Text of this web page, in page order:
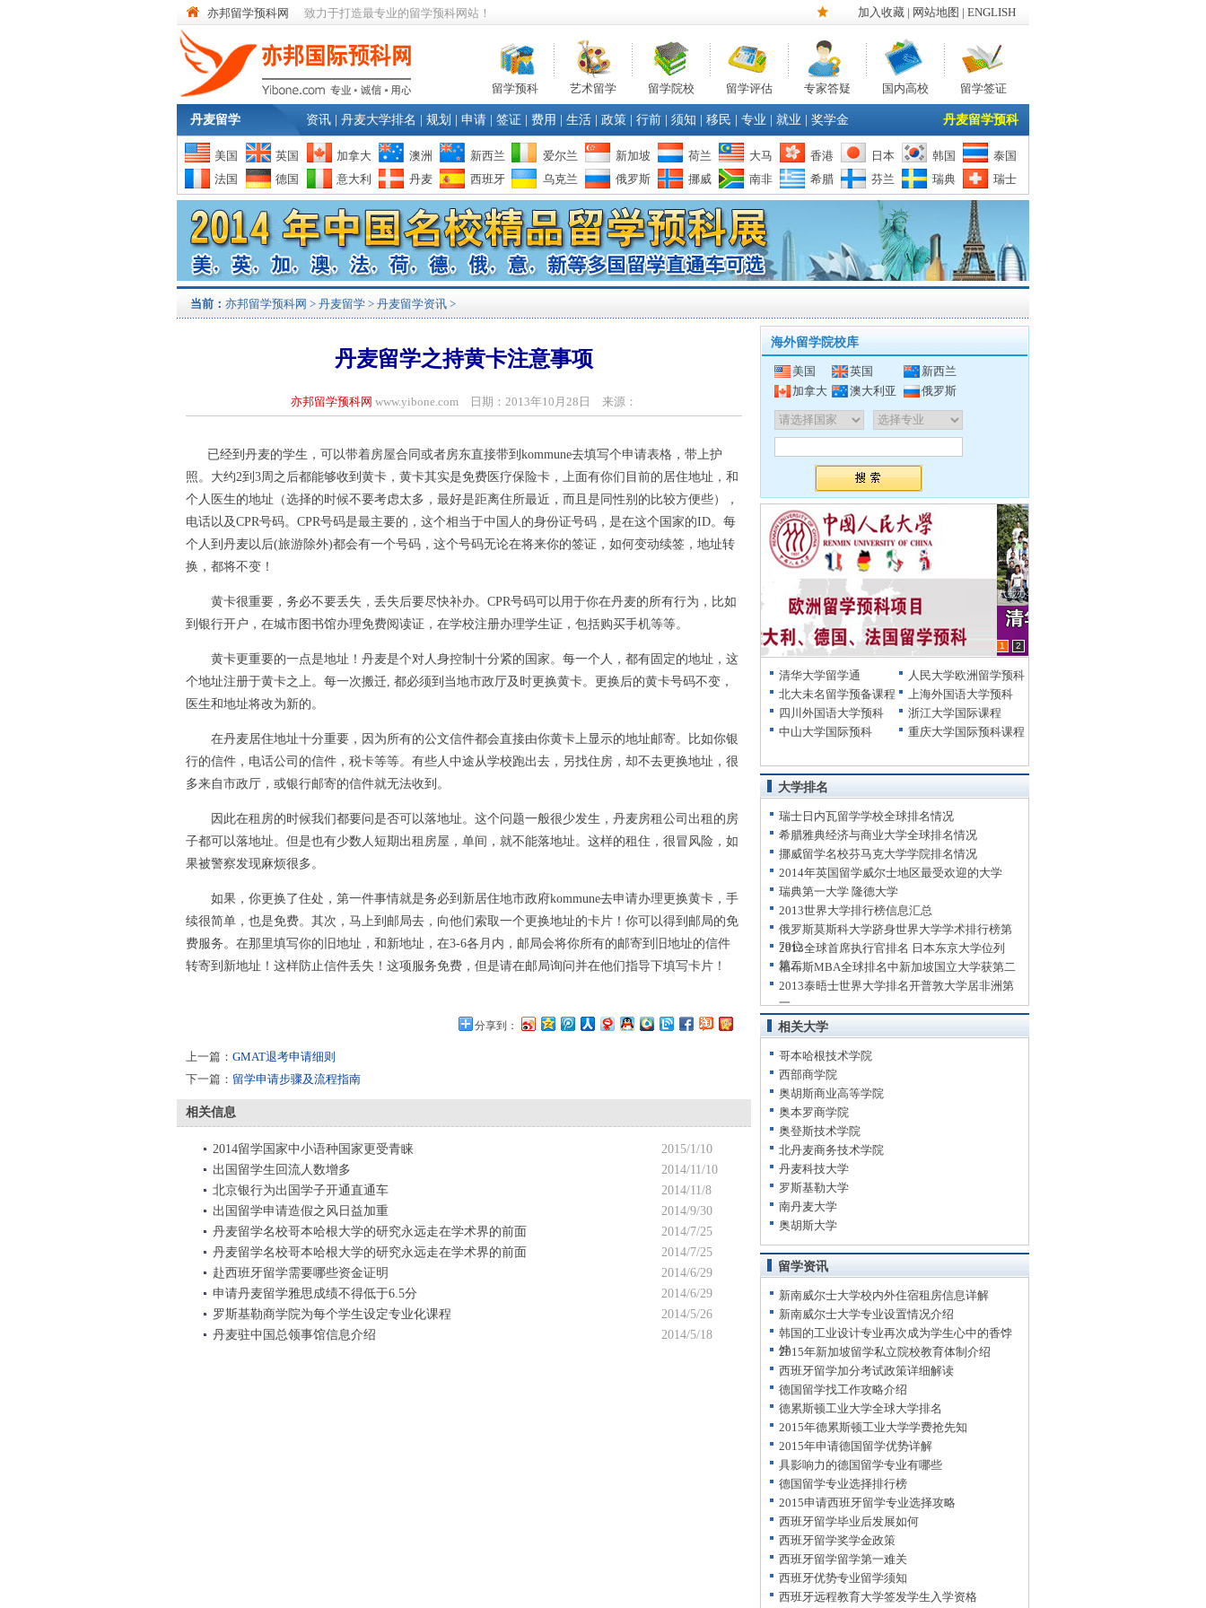
亦邦留学预科网 致力于打造最专业的留学预科网站！ 加入收藏 | 网站地图 | ENGLISH
留学预科 艺术留学 留学院校 留学评估 专家答疑 国内高校 留学签证
丹麦留学 资讯 丹麦大学排名 规划 申请 签证 费用 生活 政策 行前 须知 移民 专业 就业 奖学金 丹麦留学预科
美国 英国 加拿大 澳洲 新西兰 爱尔兰 新加坡 荷兰 大马 香港 日本 韩国
泰国
法国
德国 意大利 丹麦 西班牙 乌克兰 俄罗斯 挪威 南非 希腊 芬兰 瑞典 瑞士
当前： 亦邦留学预科网 > 丹麦留学 > 丹麦留学资讯 >
丹麦留学之持黄卡注意事项
亦邦留学预科网 www.yibone.com 日期：2013年10月28日 来源：
已经到丹麦的学生，可以带着房屋合同或者房东直接带到kommune去填写个申请表格，带上护
照。大约2到3周之后都能够收到黄卡，黄卡其实是免费医疗保险卡，上面有你们目前的居住地址，和
个人医生的地址（选择的时候不要考虑太多，最好是距离住所最近，而且是同性别的比较方便些），
电话以及CPR号码。CPR号码是最主要的，这个相当于中国人的身份证号码，是在这个国家的ID。每
个人到丹麦以后(旅游除外)都会有一个号码，这个号码无论在将来你的签证，如何变动续签，地址转
换，都将不变！
黄卡很重要，务必不要丢失，丢失后要尽快补办。CPR号码可以用于你在丹麦的所有行为，比如
到银行开户，在城市图书馆办理免费阅读证，在学校注册办理学生证，包括购买手机等等。
黄卡更重要的一点是地址！丹麦是个对人身控制十分紧的国家。每一个人，都有固定的地址，这
个地址注册于黄卡之上。每一次搬迁, 都必须到当地市政厅及时更换黄卡。更换后的黄卡号码不变，
医生和地址将改为新的。
在丹麦居住地址十分重要，因为所有的公文信件都会直接由你黄卡上显示的地址邮寄。比如你银
行的信件，电话公司的信件，税卡等等。有些人中途从学校跑出去，另找住房，却不去更换地址，很
多来自市政厅，或银行邮寄的信件就无法收到。
因此在租房的时候我们都要问是否可以落地址。这个问题一般很少发生，丹麦房租公司出租的房
子都可以落地址。但是也有少数人短期出租房屋，单间，就不能落地址。这样的租住，很冒风险，如
果被警察发现麻烦很多。
如果，你更换了住处，第一件事情就是务必到新居住地市政府kommune去申请办理更换黄卡，手
续很简单，也是免费。其次，马上到邮局去，向他们索取一个更换地址的卡片！你可以得到邮局的免
费服务。在那里填写你的旧地址，和新地址，在3-6各月内，邮局会将你所有的邮寄到旧地址的信件
转寄到新地址！这样防止信件丢失！这项服务免费，但是请在邮局询问并在他们指导下填写卡片！
分享到：
上一篇： GMAT退考申请细则
下一篇： 留学申请步骤及流程指南
相关信息
2015/1/10
2014留学国家中小语种国家更受青睐
2014/11/10
出国留学生回流人数增多
2014/11/8
北京银行为出国学子开通直通车
2014/9/30
出国留学申请造假之风日益加重
2014/7/25
丹麦留学名校哥本哈根大学的研究永远走在学术界的前面
2014/7/25
丹麦留学名校哥本哈根大学的研究永远走在学术界的前面
2014/6/29
赴西班牙留学需要哪些资金证明
2014/6/29
申请丹麦留学雅思成绩不得低于6.5分
2014/5/26
罗斯基勒商学院为每个学生设定专业化课程
2014/5/18
丹麦驻中国总领事馆信息介绍
海外留学院校库
美国 英国
新西兰
加拿大
澳大利亚 俄罗斯
1 2
清华大学留学通
人民大学欧洲留学预科
北大未名留学预备课程
上海外国语大学预科
四川外国语大学预科
浙江大学国际课程
中山大学国际预科
重庆大学国际预科课程
大学排名
瑞士日内瓦留学学校全球排名情况
希腊雅典经济与商业大学全球排名情况
挪威留学名校芬马克大学学院排名情况
2014年英国留学威尔士地区最受欢迎的大学
瑞典第一大学 隆德大学
2013世界大学排行榜信息汇总
俄罗斯莫斯科大学跻身世界大学学术排行榜第
79位
2013全球首席执行官排名 日本东京大学位列
第二
福布斯MBA全球排名中新加坡国立大学获第二
2013泰晤士世界大学排名开普敦大学居非洲第
一
相关大学
哥本哈根技术学院
西部商学院
奥胡斯商业高等学院
奥本罗商学院
奥登斯技术学院
北丹麦商务技术学院
丹麦科技大学
罗斯基勒大学
南丹麦大学
奥胡斯大学
留学资讯
新南威尔士大学校内外住宿租房信息详解
新南威尔士大学专业设置情况介绍
韩国的工业设计专业再次成为学生心中的香饽
饽
2015年新加坡留学私立院校教育体制介绍
西班牙留学加分考试政策详细解读
德国留学找工作攻略介绍
德累斯顿工业大学全球大学排名
2015年德累斯顿工业大学学费抢先知
2015年申请德国留学优势详解
具影响力的德国留学专业有哪些
德国留学专业选择排行榜
2015申请西班牙留学专业选择攻略
西班牙留学毕业后发展如何
西班牙留学奖学金政策
西班牙留学留学第一难关
西班牙优势专业留学须知
西班牙远程教育大学签发学生入学资格